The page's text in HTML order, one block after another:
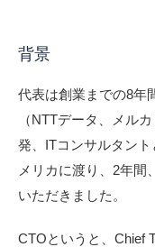
背景
代表は創業までの8年
（NTTデータ、メル
発、ITコンサルタン
メリカに渡り、2年間
いただきました。
CTOというと、Chief